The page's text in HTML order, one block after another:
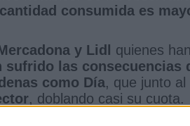
consumida es
y Lidl quienes
sufrido las consecuencias
como Día, que junto al
, doblando casi su cuota.